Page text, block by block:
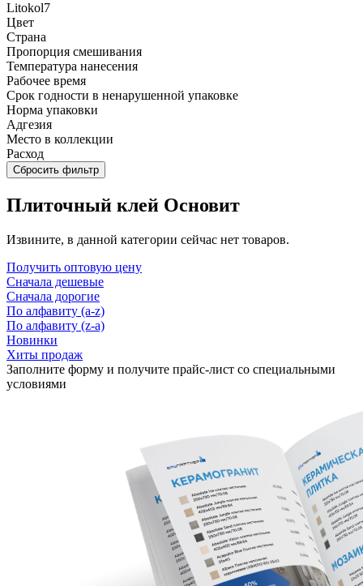
Litokol7
Цвет
Страна
Пропорция смешивания
Температура нанесения
Рабочее время
Срок годности в ненарушенной упаковке
Норма упаковки
Адгезия
Место в коллекции
Расход
Сбросить фильтр
Плиточный клей Основит
Извините, в данной категории сейчас нет товаров.
Получить оптовую цену
Сначала дешевые
Сначала дорогие
По алфавиту (a-z)
По алфавиту (z-a)
Новинки
Хиты продаж
Заполните форму и получите прайс-лист со специальными
условиями